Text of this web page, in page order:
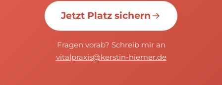
Jetzt Platz sichern
Fragen vorab? Schreib mir an
vitalpraxis@kerstin-hiemer.de